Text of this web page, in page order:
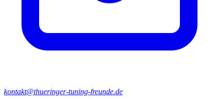
kontakt@thueringer-tuning-freunde.de